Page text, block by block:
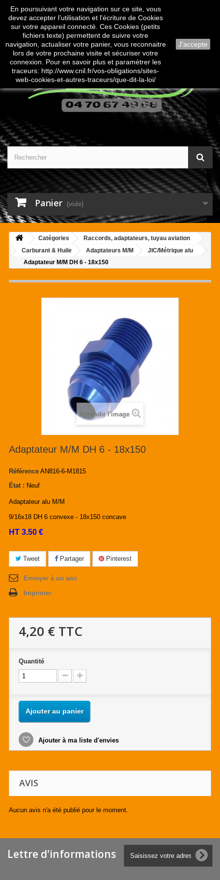
Contactez-nous
Panier (vide)
Catégories
Raccords, adaptateurs, tuyau aviation
Carburant & Huile
Adaptateurs M/M
JIC/Métrique alu
Adaptateur M/M DH 6 - 18x150
Agrandir l'image
Adaptateur M/M DH 6 - 18x150
Référence AN816-6-M1815
État : Neuf
Adaptateur alu M/M
9/16x18 DH 6 convexe - 18x150 concave
HT 3.50 €
Tweet Partager Pinterest
Envoyer à un ami
Imprimer
4,20 € TTC
Quantité
Ajouter au panier
Ajouter à ma liste d'envies
AVIS
Aucun avis n'a été publié pour le moment.
Lettre d'informations
En poursuivant votre navigation sur ce site, vous
devez accepter l’utilisation et l'écriture de Cookies
sur votre appareil connecté. Ces Cookies (petits
fichiers texte) permettent de suivre votre
navigation, actualiser votre panier, vous reconnaitre
lors de votre prochaine visite et sécuriser votre
connexion. Pour en savoir plus et paramétrer les
traceurs: http://www.cnil.fr/vos-obligations/sites-
web-cookies-et-autres-traceurs/que-dit-la-loi/
J'accepte